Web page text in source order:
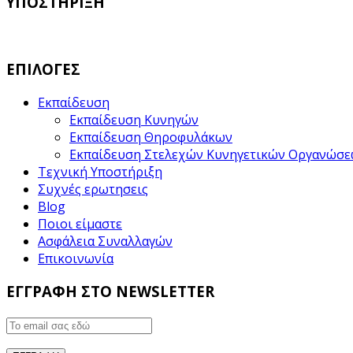
ΕΠΙΛΟΓΕΣ
Εκπαίδευση
Εκπαίδευση Κυνηγών
Εκπαίδευση Θηροφυλάκων
Εκπαίδευση Στελεχών Κυνηγετικών
Τεχνική Υποστήριξη
Συχνές ερωτησεις
Blog
Ποιοι είμαστε
Ασφάλεια Συναλλαγών
Επικοινωνία
ΕΓΓΡΑΦΗ ΣΤΟ NEWSLETTER